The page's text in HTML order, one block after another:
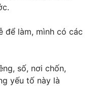
để làm, mình có các
số, nơi chốn,
yếu tố này là